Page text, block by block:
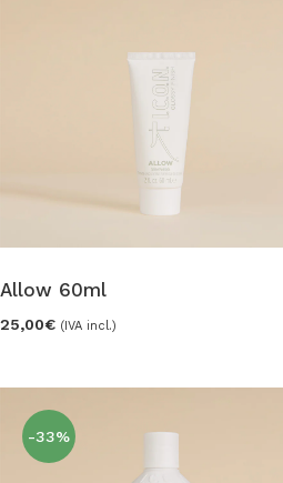
Allow 60ml
25,00€ (IVA incl.)
-33%